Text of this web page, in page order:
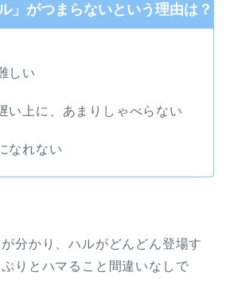
」がつまらないという理由は？
しい
い上に、あまりしゃべらない
なれない
分かり、ハルがどんどん登場す
りとハマること間違いなしで